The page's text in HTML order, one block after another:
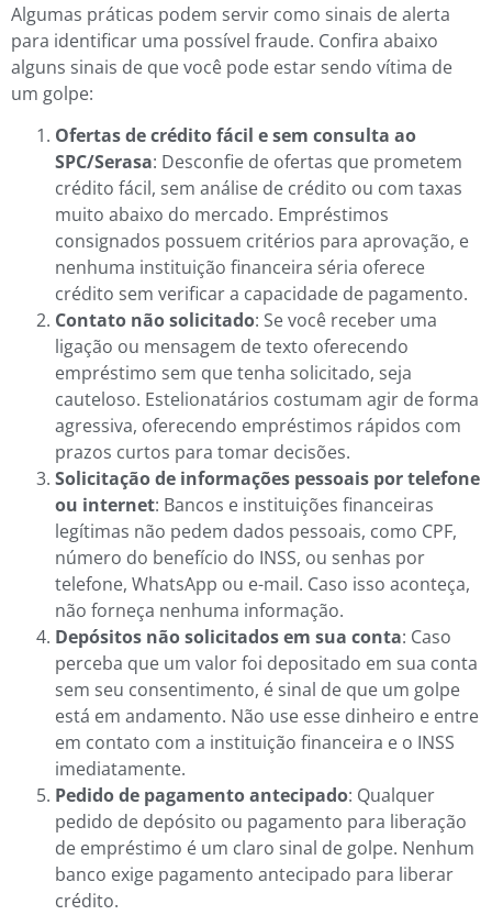
Algumas práticas podem servir como sinais de alerta
para identificar uma possível fraude. Confira abaixo
alguns sinais de que você pode estar sendo vítima de
um golpe:
Ofertas de crédito fácil e sem consulta ao
SPC/Serasa: Desconfie de ofertas que prometem
crédito fácil, sem análise de crédito ou com taxas
muito abaixo do mercado. Empréstimos
consignados possuem critérios para aprovação, e
nenhuma instituição financeira séria oferece
crédito sem verificar a capacidade de pagamento.
Contato não solicitado: Se você receber uma
ligação ou mensagem de texto oferecendo
empréstimo sem que tenha solicitado, seja
cauteloso. Estelionatários costumam agir de forma
agressiva, oferecendo empréstimos rápidos com
prazos curtos para tomar decisões.
Solicitação de informações pessoais por telefone
ou internet: Bancos e instituições financeiras
legítimas não pedem dados pessoais, como CPF,
número do benefício do INSS, ou senhas por
telefone, WhatsApp ou e-mail. Caso isso aconteça,
não forneça nenhuma informação.
Depósitos não solicitados em sua conta: Caso
perceba que um valor foi depositado em sua conta
sem seu consentimento, é sinal de que um golpe
está em andamento. Não use esse dinheiro e entre
em contato com a instituição financeira e o INSS
imediatamente.
Pedido de pagamento antecipado: Qualquer
pedido de depósito ou pagamento para liberação
de empréstimo é um claro sinal de golpe. Nenhum
banco exige pagamento antecipado para liberar
crédito.